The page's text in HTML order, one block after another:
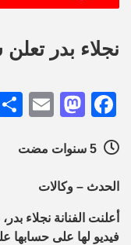
نجلاء بدر
الحدث – وكالات
أعلنت الفنانة نجلاء
فيديو لها على حسابها